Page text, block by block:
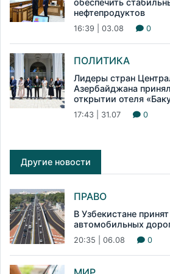
нефтепродуктов
16:39 | 03.08 0
ПОЛИТИКА
Лидеры стран
Азербайджана
открытии отеля
17:43 | 31.07 0
Другие новости
ПРАВО
В Узбекистане
автомобильных
20:35 | 06.08 0